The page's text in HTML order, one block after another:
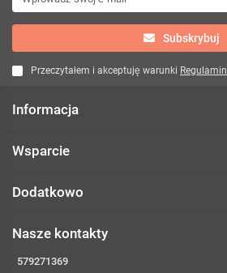
Subskrybuj
Przeczytałem i akceptuję warunki Regulamin
Informacja
Wsparcie
Dodatkowo
Nasze kontakty
579271369